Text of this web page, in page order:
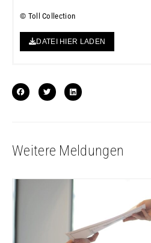
© Toll Collection
DATEI HIER LADEN
Weitere Meldungen